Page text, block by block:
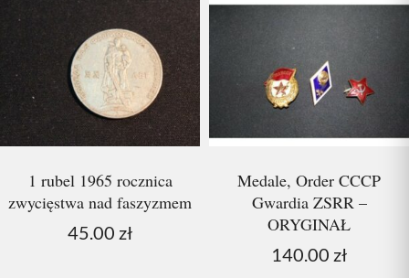
1 rubel 1965 rocznica
zwycięstwa nad faszyzmem
45.00 zł
Medale, Order CCCP
Gwardia ZSRR –
ORYGINAŁ
140.00 zł